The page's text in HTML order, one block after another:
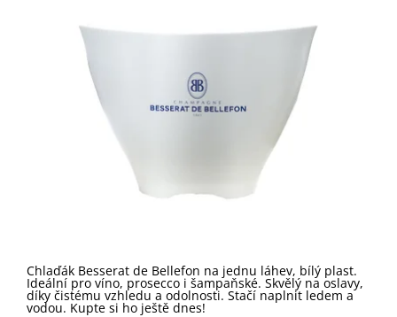
Chlaďák Besserat de Bellefon na jednu láhev, bílý plast.
Ideální pro víno, prosecco i šampaňské. Skvělý na oslavy,
díky čistému vzhledu a odolnosti. Stačí naplnit ledem a
vodou. Kupte si ho ještě dnes!